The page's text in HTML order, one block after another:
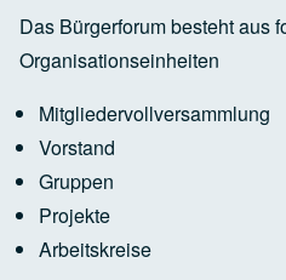
Google Maps Generator
Das Bürgerforum besteht aus
Organisationseinheiten
Mitgliedervollversammlung
Vorstand
Gruppen
Projekte
Arbeitskreise